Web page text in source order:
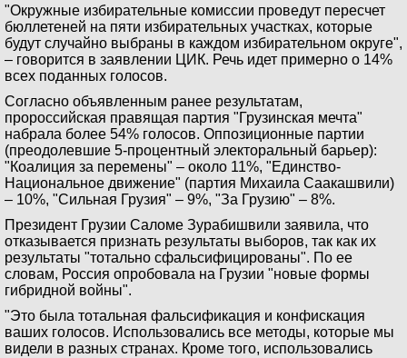
"Окружные избирательные комиссии проведут пересчет
бюллетеней на пяти избирательных участках, которые
будут случайно выбраны в каждом избирательном округе",
– говорится в заявлении ЦИК. Речь идет примерно о 14%
всех поданных голосов.
Согласно объявленным ранее результатам,
пророссийская правящая партия "Грузинская мечта"
набрала более 54% голосов. Оппозиционные партии
(преодолевшие 5-процентный электоральный барьер):
"Коалиция за перемены" – около 11%, "Единство-
Национальное движение" (партия Михаила Саакашвили)
– 10%, "Сильная Грузия" – 9%, "За Грузию" – 8%.
Президент Грузии Саломе Зурабишвили заявила, что
отказывается признать результаты выборов, так как их
результаты "тотально сфальсифицированы". По ее
словам, Россия опробовала на Грузии "новые формы
гибридной войны".
"Это была тотальная фальсификация и конфискация
ваших голосов. Использовались все методы, которые мы
видели в разных странах. Кроме того, использовались